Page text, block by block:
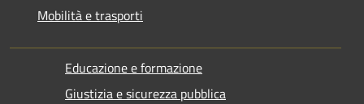
Mobilità e trasporti
Educazione e formazione
Giustizia e sicurezza pubblica